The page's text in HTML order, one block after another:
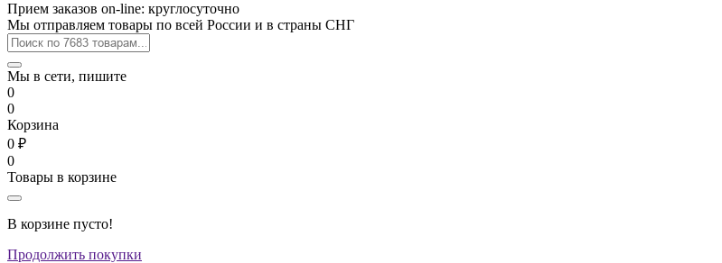
Прием заказов on-line: круглосуточно
Мы отправляем товары по всей России и в страны СНГ
Мы в сети, пишите
0
0
Корзина
0 ₽
0
Товары в корзине
В корзине пусто!
Продолжить покупки